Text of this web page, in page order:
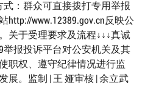
：群众可直接拨打专用举报
http://www.12389.gov.cn反映公
关于受理要求及流程↓↓↓真诚
举报投诉平台对公安机关及其
职权、遵守纪律情况进行监
展。监制 | 王 娅审核 | 余立武